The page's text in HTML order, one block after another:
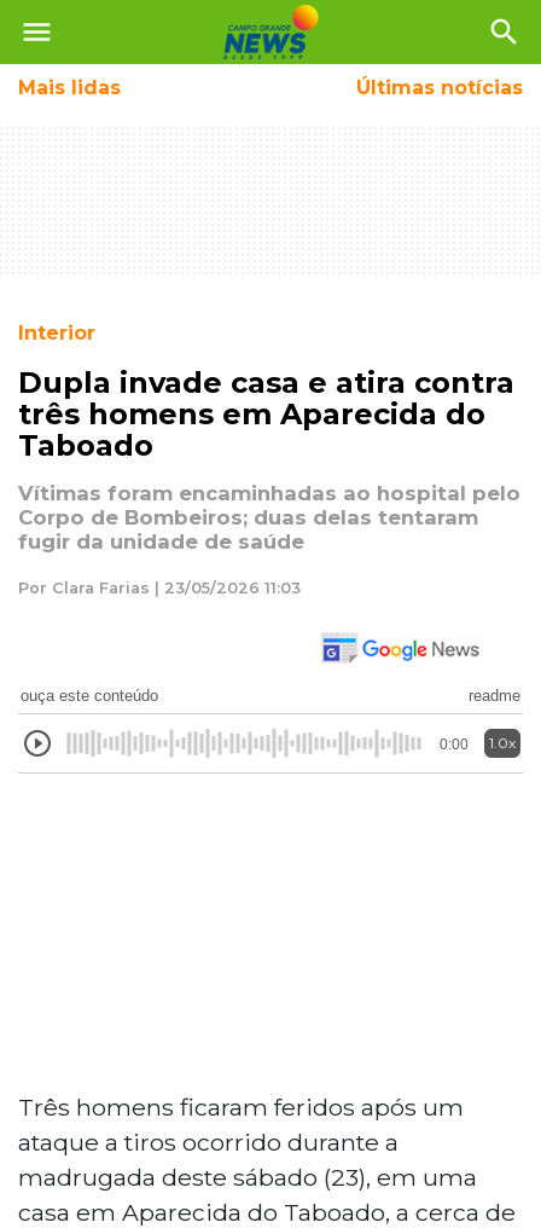
menu search
Mais lidas Últimas notícias
Interior
Dupla invade casa e atira contra
três homens em Aparecida do
Taboado
Vítimas foram encaminhadas ao hospital pelo
Corpo de Bombeiros; duas delas tentaram
fugir da unidade de saúde
Por Clara Farias | 23/05/2026 11:03
ouça este conteúdo readme
0:00 1.0x
Três homens ficaram feridos após um
ataque a tiros ocorrido durante a
madrugada deste sábado (23), em uma
casa em Aparecida do Taboado, a cerca de